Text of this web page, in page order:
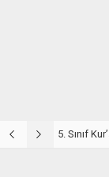
5. Sınıf